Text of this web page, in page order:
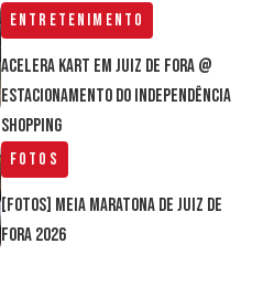
Entretenimento
Acelera Kart em Juiz de Fora @
estacionamento do Independência
Shopping
Fotos
[FOTOS] Meia Maratona de Juiz de
Fora 2026